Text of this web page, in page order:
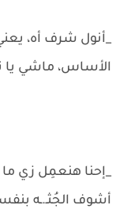
_أنول شرف أه،
الأساس، ماشي يا
_إحنا هنعمِل زي
أشوف الجُثـ.ـه